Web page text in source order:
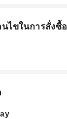
ไขในการสั่งซื้อ